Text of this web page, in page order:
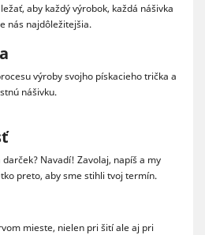
aby každý výrobok, každá nášivka
nás najdôležitejšia.
výroby svojho pískacieho trička a
nášivku.
darček? Navadí! Zavolaj, napíš a my
preto, aby sme stihli tvoj termín.
mieste, nielen pri šití ale aj pri